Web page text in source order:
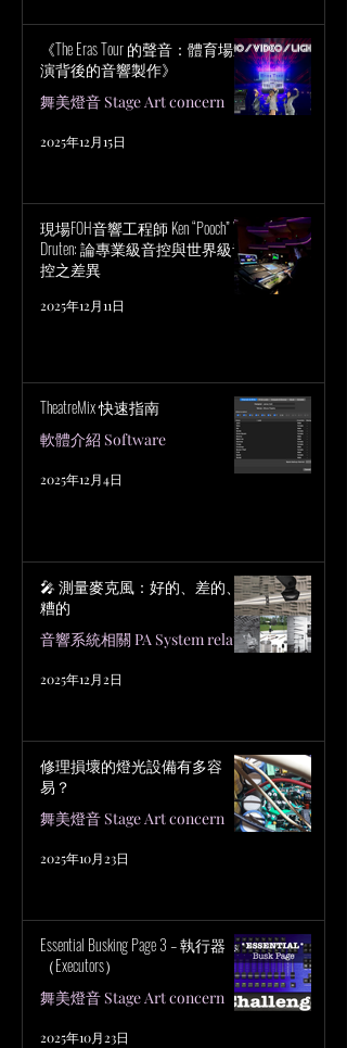
《The Eras Tour 的聲音：體育場巡
演背後的音響製作》
舞美燈音 Stage Art concern
2025年12月15日
現場FOH音響工程師 Ken “Pooch” Van
Druten: 論專業級音控與世界級音
控之差異
2025年12月11日
TheatreMix 快速指南
軟體介紹 Software
2025年12月4日
🎤 測量麥克風：好的、差的、
糟的
音響系統相關 PA System related
2025年12月2日
修理損壞的燈光設備有多容
易？
舞美燈音 Stage Art concern
2025年10月23日
Essential Busking Page 3 – 執行器
（Executors）
舞美燈音 Stage Art concern
2025年10月23日